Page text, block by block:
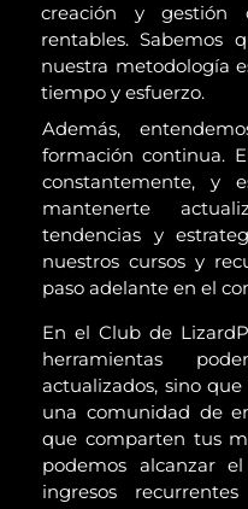
creación y gestión
rentables. Sabemos
nuestra metodología
tiempo y esfuerzo.
Además,
formación continua.
constantemente, y
mantenerte
tendencias y
nuestros cursos y
paso adelante en el
En el Club de
herramientas
actualizados, sino
una comunidad de
que comparten tus
podemos alcanzar
ingresos